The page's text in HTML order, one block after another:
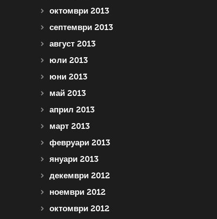
октомври 2013
септември 2013
август 2013
юли 2013
юни 2013
май 2013
април 2013
март 2013
февруари 2013
януари 2013
декември 2012
ноември 2012
октомври 2012